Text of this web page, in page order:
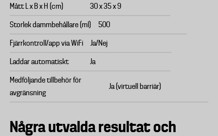
Mått L x B x H (cm) 30 x 35 x 9
Storlek dammbehållare (ml) 500
Fjärrkontroll/app via WiFi Ja/Nej
Laddar automatiskt Ja
Medföljande tillbehör för
avgränsning
Ja (virtuell barriär)
Några utvalda resultat och